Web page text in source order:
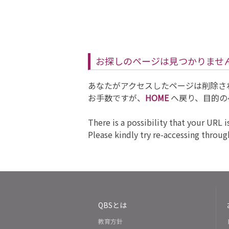
お探しのページは見つかりま
あなたがアクセスしたページは削除
お手数ですが、 HOMEへ戻り、目的
There is a possibility that your URL
Please kindly try re-accessing
QBSとは
教育方針